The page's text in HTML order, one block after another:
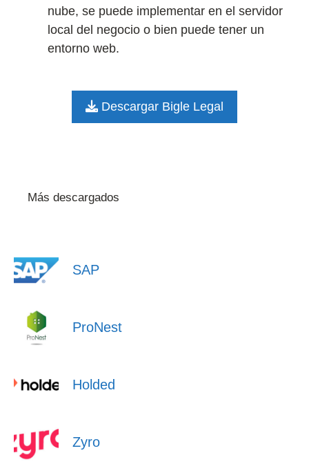
nube, se puede implementar en el servidor
local del negocio o bien puede tener un
entorno web.
Descargar Bigle Legal
Más descargados
SAP
ProNest
Holded
Zyro